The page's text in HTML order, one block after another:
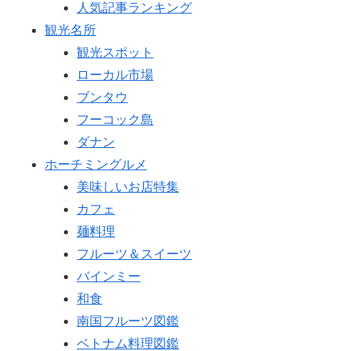
人気記事ランキング
観光名所
観光スポット
ローカル市場
ブンタウ
フーコック島
ダナン
ホーチミングルメ
美味しいお店特集
カフェ
麺料理
フルーツ＆スイーツ
バインミー
和食
南国フルーツ図鑑
ベトナム料理図鑑